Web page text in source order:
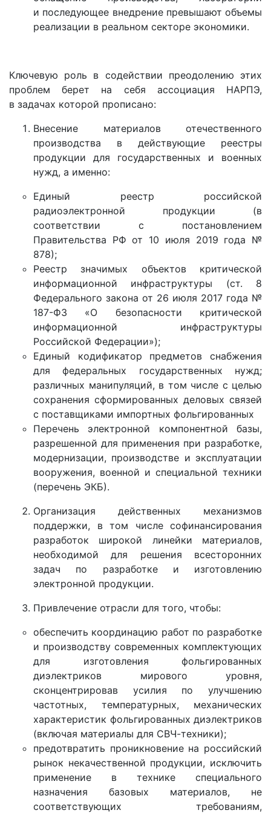
и последующее внедрение превышают объемы
реализации в реальном секторе экономики.
Ключевую роль в содействии преодолению этих
проблем берет на себя ассоциация НАРПЭ,
в задачах которой прописано:
Внесение материалов отечественного
производства в действующие реестры
продукции для государственных и военных
нужд, а именно:
Единый реестр российской
радиоэлектронной продукции (в
соответствии с постановлением
Правительства РФ от 10 июля 2019 года №
878);
Реестр значимых объектов критической
информационной инфраструктуры (ст. 8
Федерального закона от 26 июля 2017 года №
187-ФЗ «О безопасности критической
информационной инфраструктуры
Российской Федерации»);
Единый кодификатор предметов снабжения
для федеральных государственных нужд;
различных манипуляций, в том числе с целью
сохранения сформированных деловых связей
с поставщиками импортных фольгированных
Перечень электронной компонентной базы,
разрешенной для применения при разработке,
модернизации, производстве и эксплуатации
вооружения, военной и специальной техники
(перечень ЭКБ).
Организация действенных механизмов
поддержки, в том числе софинансирования
разработок широкой линейки материалов,
необходимой для решения всесторонних
задач по разработке и изготовлению
электронной продукции.
Привлечение отрасли для того, чтобы:
обеспечить координацию работ по разработке
и производству современных комплектующих
для изготовления фольгированных
диэлектриков мирового уровня,
сконцентрировав усилия по улучшению
частотных, температурных, механических
характеристик фольгированных диэлектриков
(включая материалы для СВЧ-техники);
предотвратить проникновение на российский
рынок некачественной продукции, исключить
применение в технике специального
назначения базовых материалов, не
соответствующих требованиям,